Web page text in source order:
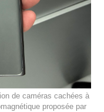
de caméras cachées à
proposée par